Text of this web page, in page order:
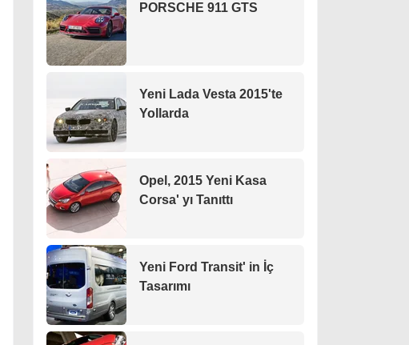
PORSCHE 911 GTS
Yeni Lada Vesta 2015'te
Yollarda
Opel, 2015 Yeni Kasa
Corsa' yı Tanıttı
Yeni Ford Transit' in İç
Tasarımı